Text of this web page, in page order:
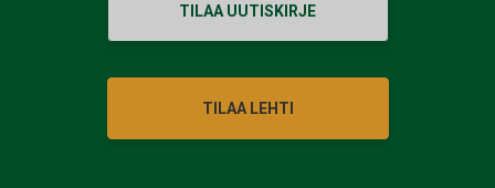
TILAA UUTISKIRJE
TILAA LEHTI